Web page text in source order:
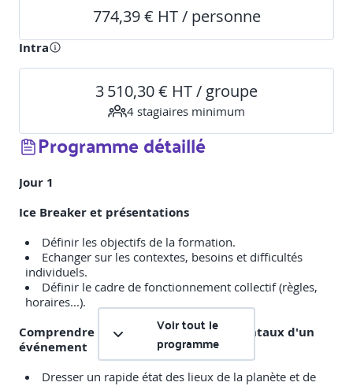
774,39 € HT / personne
Intra
3 510,30 € HT / groupe
4 stagiaires minimum
Programme détaillé
Jour 1
Ice Breaker et présentations
Définir les objectifs de la formation.
Echanger sur les contextes, besoins et difficultés
individuels.
Définir le cadre de fonctionnement collectif (règles,
horaires...).
Comprendre les impacts environnementaux d'un
événement
Dresser un rapide état des lieux de la planète et de
Voir tout le
programme